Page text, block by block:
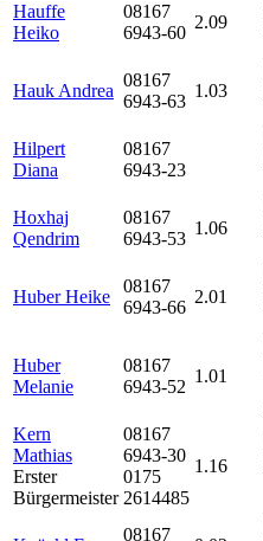
Hauffe
Heiko
08167
6943-60
2.09
Hauk Andrea
08167
6943-63
1.03
Hilpert
Diana
08167
6943-23
Hoxhaj
Qendrim
08167
6943-53
1.06
Huber Heike
08167
6943-66
2.01
Huber
Melanie
08167
6943-52
1.01
Kern
Mathias
Erster
Bürgermeister
08167
6943-30
0175
2614485
1.16
08167